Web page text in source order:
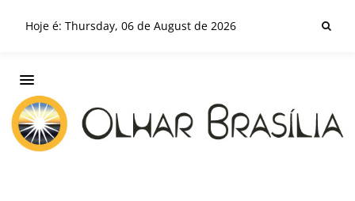
Hoje é: Thursday, 06 de August de 2026